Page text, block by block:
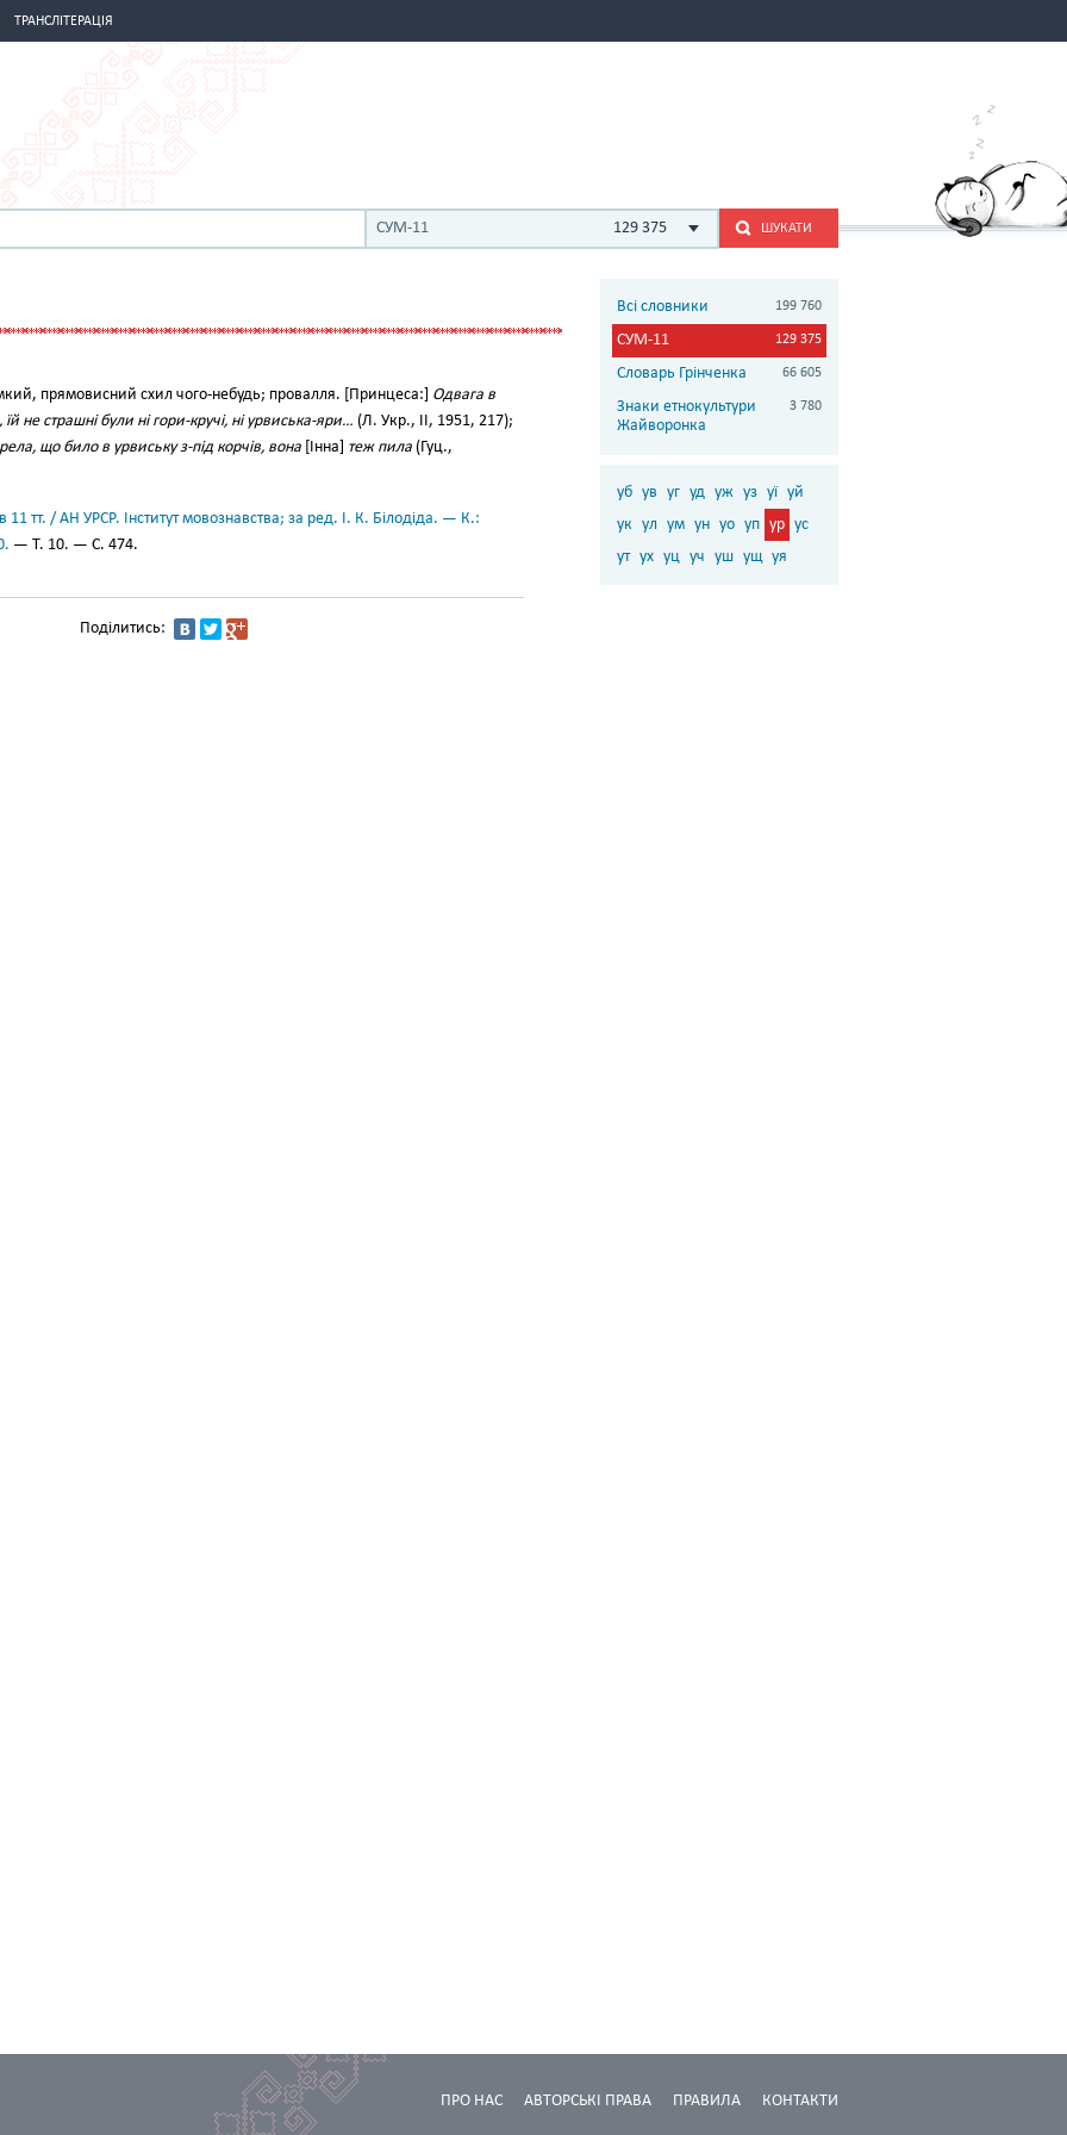
ТРАНСЛІТЕРАЦІЯ
СУМ-11 129 375 ШУКАТИ
прямовисний схил чого-небудь; провалля. [Принцеса:] Одвага в
не страшні були ні гори-кручі, ні урвиська-яри… (Л. Укр., II, 1951, 217);
що било в урвиську з-під корчів, вона [Інна] теж пила (Гуц.,
11 тт. / АН УРСР. Інститут мовознавства; за ред. І. К. Білодіда. — К.:
— Т. 10. — С. 474.
Поділитись:
Всі словники 199 760
СУМ-11 129 375
Словарь Грінченка 66 605
Знаки етнокультури
Жайворонка
3 780
уб ув уг уд уж уз уї уй
ук ул ум ун уо уп ур ус
ут ух уц уч уш ущ уя
КОНТАКТИ
ПРАВИЛА
АВТОРСЬКІ ПРАВА
ПРО НАС